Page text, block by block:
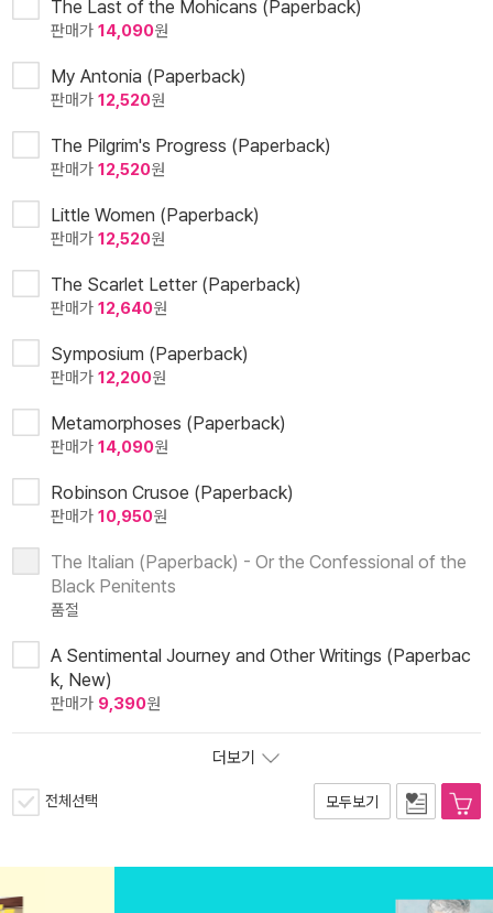
The Last of the Mohicans (Paperback)
판매가 14,090원
My Antonia (Paperback)
판매가 12,520원
The Pilgrim's Progress (Paperback)
판매가 12,520원
Little Women (Paperback)
판매가 12,520원
The Scarlet Letter (Paperback)
판매가 12,640원
Symposium (Paperback)
판매가 12,200원
Metamorphoses (Paperback)
판매가 14,090원
Robinson Crusoe (Paperback)
판매가 10,950원
The Italian (Paperback) - Or the Confessional of the
Black Penitents
품절
A Sentimental Journey and Other Writings (Paperbac
k, New)
판매가 9,390원
더보기
전체선택 모두보기